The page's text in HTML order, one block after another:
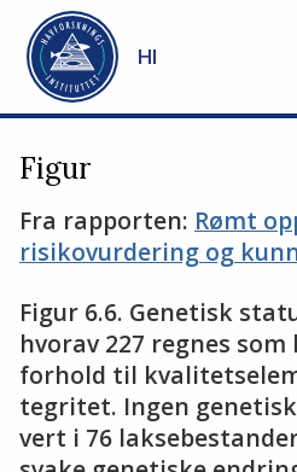
Gå til hovedinnhold
HI
Figur
Fra rapporten: Rømt
risikovurdering og
Fi­gur 6.6. Ge­ne­tisk
hvorav 227 regnes
for­hold til
te­gri­tet. In­gen
vert i 76